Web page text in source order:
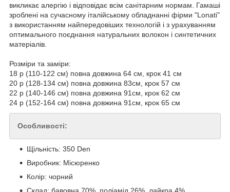
викликає алергію і відповідає всім санітарним нормам. Гамаші
зроблені на сучасному італійському обладнанні фірми "Lonati"
з використанням найпередовіших технологій і з урахуванням
оптимального поєднання натуральних волокон і синтетичних
матеріалів.
Розміри та заміри:
18 р (110-122 см) повна довжина 64 см, крок 41 см
20 р (128-134 см) повна довжина 83см, крок 57 см
22 р (140-146 см) повна довжина 91см, крок 62 см
24 р (152-164 см) повна довжина 91см, крок 65 см
Особливості:
Щільність: 350 Den
Виробник: Місюренко
Колір: чорний
Склад: бавовна 70%, поліамід 26%, лайкра 4%.